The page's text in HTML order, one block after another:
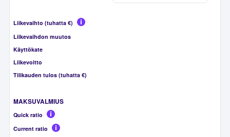
Liikevaihto (tuhatta €)
Liikevaihdon muutos
Käyttökate
Liikevoitto
Tilikauden tulos (tuhatta €)
MAKSUVALMIUS
Quick ratio
Current ratio